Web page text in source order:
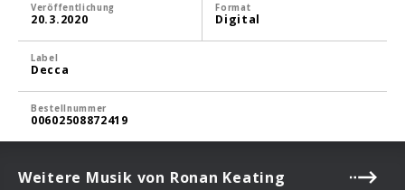
Veröffentlichung
20.3.2020
Format
Digital
Label
Decca
Bestellnummer
00602508872419
Weitere Musik von Ronan Keating